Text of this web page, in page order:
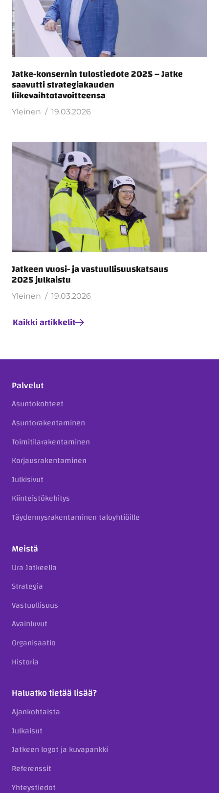
Jatke-konsernin tulostiedote 2025 – Jatke
saavutti strategiakauden
liikevaihtotavoitteensa
Yleinen 19.03.2026
Jatkeen vuosi- ja vastuullisuuskatsaus
2025 julkaistu
Yleinen 19.03.2026
Kaikki artikkelit
Palvelut
Asuntokohteet
Asuntorakentaminen
Toimitilarakentaminen
Korjausrakentaminen
Julkisivut
Kiinteistökehitys
Täydennysrakentaminen taloyhtiöille
Meistä
Ura Jatkeella
Strategia
Vastuullisuus
Avainluvut
Organisaatio
Historia
Haluatko tietää lisää?
Ajankohtaista
Julkaisut
Jatkeen logot ja kuvapankki
Referenssit
Yhteystiedot